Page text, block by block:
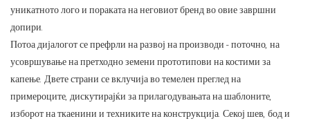
уникатното лого и пораката на неговиот бренд во овие завршни
допири.
Потоа дијалогот се префрли на развој на производи - поточно, на
усовршување на претходно земени прототипови на костими за
капење. Двете страни се вклучија во темелен преглед на
примероците, дискутирајќи за прилагодувањата на шаблоните,
изборот на ткаенини и техниките на конструкција. Секој шев, бод и